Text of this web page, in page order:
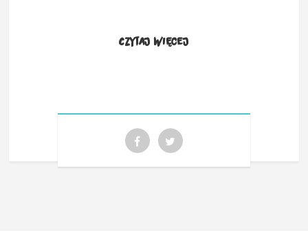
Czytaj więcej